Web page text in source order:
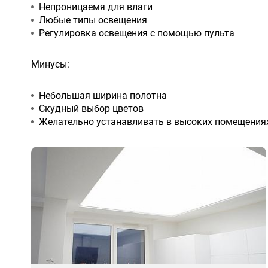
Непроницаемя для влаги
Любые типы освещения
Регулировка освещения с помощью пульта
Минусы:
Небольшая ширина полотна
Скудный выбор цветов
Желательно устанавливать в высоких